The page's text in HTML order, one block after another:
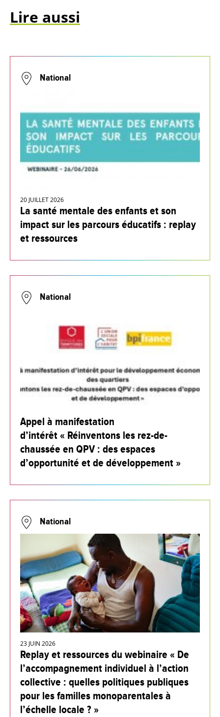
Lire aussi
National
20 JUILLET 2026
La santé mentale des enfants et son
impact sur les parcours éducatifs : replay
et ressources
National
Appel à manifestation
d’intérêt « Réinventons les rez-de-
chaussée en QPV : des espaces
d’opportunité et de développement »
National
23 JUIN 2026
Replay et ressources du webinaire « De
l’accompagnement individuel à l’action
collective : quelles politiques publiques
pour les familles monoparentales à
l’échelle locale ? »